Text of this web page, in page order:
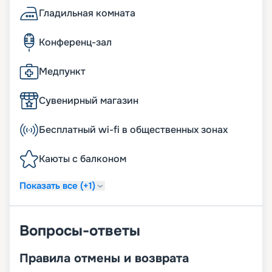
Гладильная комната
Конференц-зал
Медпункт
Сувенирный магазин
Бесплатный wi-fi в общественных зонах
Каюты с балконом
Показать все (+1)
Вопросы-ответы
Правила отмены и возврата